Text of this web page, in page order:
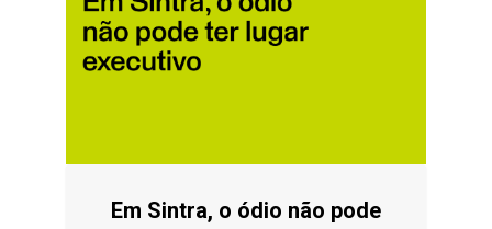
Em Sintra, o ódio não pode